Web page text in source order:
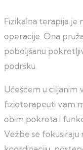
Fizikalna terapija je
operacije. Ona
poboljšanu
podršku.
Učešćem u ciljanim
fizioterapeuti vam
obim pokreta i
Vežbe se fokusiraju